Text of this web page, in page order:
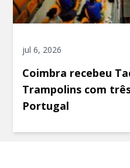
jul 6, 2026
Coimbra recebeu
Trampolins com
Portugal